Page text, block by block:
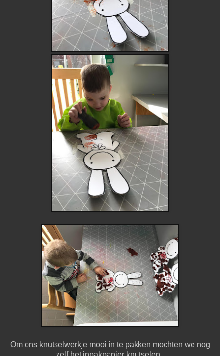
Om ons knutselwerkje mooi in te pakken mochten we nog
zelf het inpakpapier knutselen.